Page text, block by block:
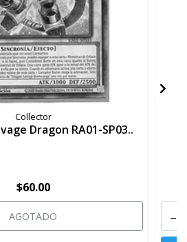
Collector
Dragon RA01-SP03..
$60.00
AGOTADO -